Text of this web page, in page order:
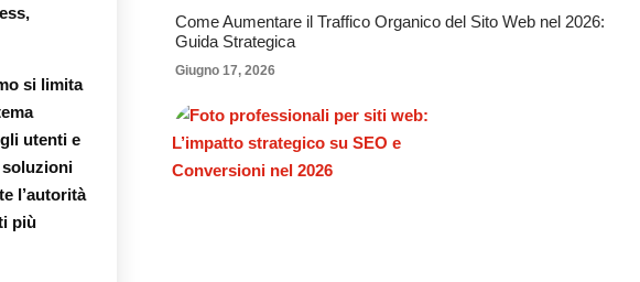
si limita
utenti e
soluzioni
l’autorità
più
Come Aumentare il Traffico Organico del Sito Web nel 2026:
Guida Strategica
Giugno 17, 2026